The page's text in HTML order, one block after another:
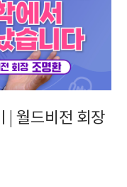
| 월드비전 회장